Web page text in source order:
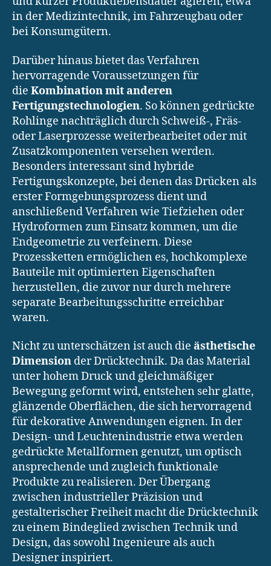
in der Medizintechnik, im Fahrzeugbau oder
bei Konsumgütern.
Darüber hinaus bietet das Verfahren
hervorragende Voraussetzungen für
die Kombination mit anderen
Fertigungstechnologien. So können gedrückte
Rohlinge nachträglich durch Schweiß-, Fräs-
oder Laserprozesse weiterbearbeitet oder mit
Zusatzkomponenten versehen werden.
Besonders interessant sind hybride
Fertigungskonzepte, bei denen das Drücken als
erster Formgebungsprozess dient und
anschließend Verfahren wie Tiefziehen oder
Hydroformen zum Einsatz kommen, um die
Endgeometrie zu verfeinern. Diese
Prozessketten ermöglichen es, hochkomplexe
Bauteile mit optimierten Eigenschaften
herzustellen, die zuvor nur durch mehrere
separate Bearbeitungsschritte erreichbar
waren.
Nicht zu unterschätzen ist auch die ästhetische
Dimension der Drücktechnik. Da das Material
unter hohem Druck und gleichmäßiger
Bewegung geformt wird, entstehen sehr glatte,
glänzende Oberflächen, die sich hervorragend
für dekorative Anwendungen eignen. In der
Design- und Leuchtenindustrie etwa werden
gedrückte Metallformen genutzt, um optisch
ansprechende und zugleich funktionale
Produkte zu realisieren. Der Übergang
zwischen industrieller Präzision und
gestalterischer Freiheit macht die Drücktechnik
zu einem Bindeglied zwischen Technik und
Design, das sowohl Ingenieure als auch
Designer inspiriert.